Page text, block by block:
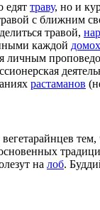
едят траву, но и
с ближним
травой,
каждой
личным
растаманов
на лоб.